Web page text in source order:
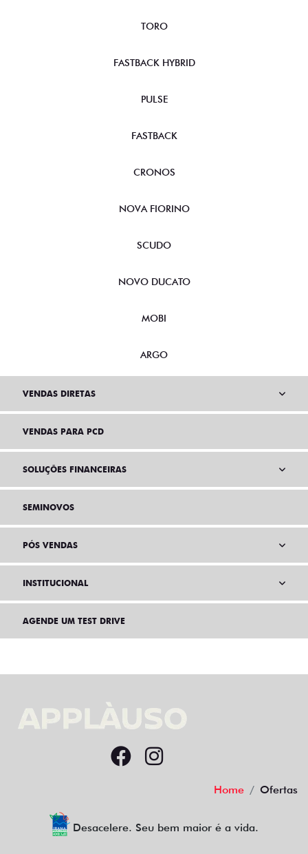
TORO
FASTBACK HYBRID
PULSE
FASTBACK
CRONOS
NOVA FIORINO
SCUDO
NOVO DUCATO
MOBI
ARGO
VENDAS DIRETAS
VENDAS PARA PCD
SOLUÇÕES FINANCEIRAS
SEMINOVOS
PÓS VENDAS
INSTITUCIONAL
AGENDE UM TEST DRIVE
Home Ofertas
Desacelere. Seu bem maior é a vida.